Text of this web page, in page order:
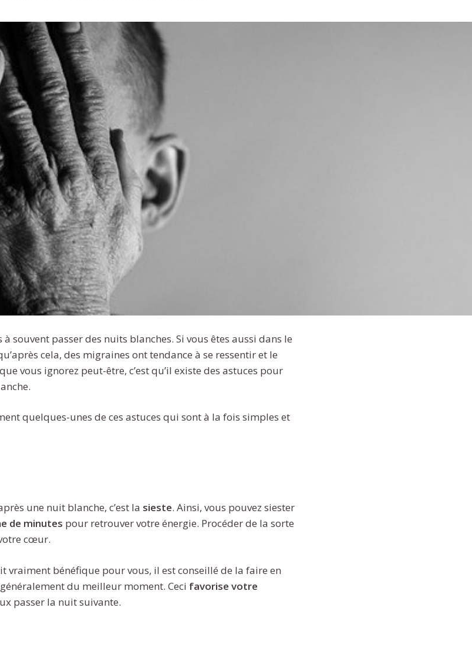
souvent passer des nuits blanches. Si vous êtes aussi dans le
cela, des migraines ont tendance à se ressentir et le
vous ignorez peut-être, c’est qu’il existe des astuces pour
quelques-unes de ces astuces qui sont à la fois simples et
une nuit blanche, c’est la sieste. Ainsi, vous pouvez siester
de minutes pour retrouver votre énergie. Procéder de la sorte
cœur.
vraiment bénéfique pour vous, il est conseillé de la faire en
généralement du meilleur moment. Ceci favorise votre
passer la nuit suivante.